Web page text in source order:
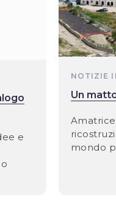
e
NOTIZIE
Un
mondo